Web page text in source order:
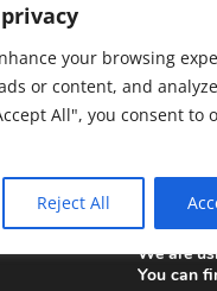
your browsing
or content, and
All", you consent to
Reject All
© 2025 Sonepar Sverige.
We are
You can